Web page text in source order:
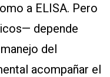
a ELISA. Pero
depende
del
acompañar el